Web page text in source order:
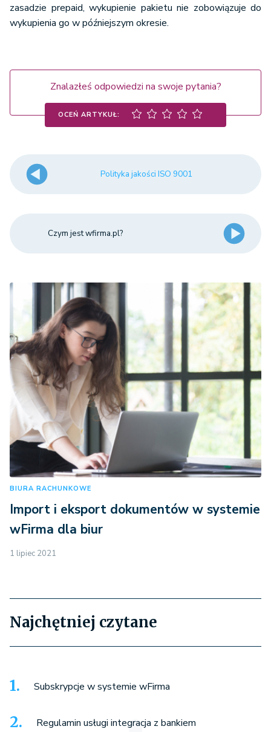
zasadzie prepaid, wykupienie pakietu nie zobowiązuje do
wykupienia go w późniejszym okresie.
Znalazłeś odpowiedzi na swoje pytania?
OCEŃ ARTYKUŁ:
Polityka jakości ISO 9001
Czym jest wfirma.pl?
BIURA RACHUNKOWE
Import i eksport dokumentów w systemie
wFirma dla biur
1 lipiec 2021
Najchętniej czytane
Subskrypcje w systemie wFirma
Regulamin usługi integracja z bankiem